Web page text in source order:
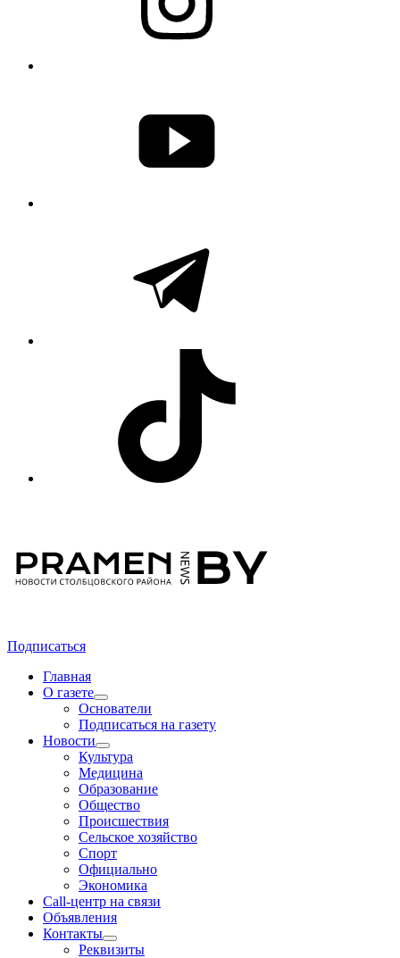
Подписаться
Главная
О газете
Основатели
Подписаться на газету
Новости
Культура
Медицина
Образование
Общество
Происшествия
Сельское хозяйство
Спорт
Официально
Экономика
Call-центр на связи
Объявления
Контакты
Реквизиты